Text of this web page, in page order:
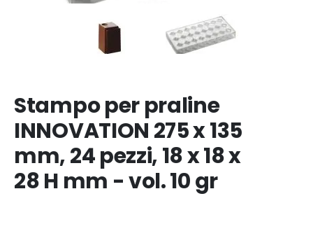
Stampo per praline
INNOVATION 275 x 135
mm, 24 pezzi, 18 x 18 x
28 H mm - vol. 10 gr